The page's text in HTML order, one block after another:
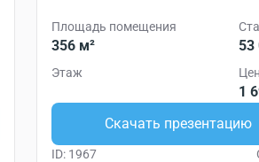
Площадь помещения
356 м² 53
Этаж
1
Скачать презентацию
ID: 1967